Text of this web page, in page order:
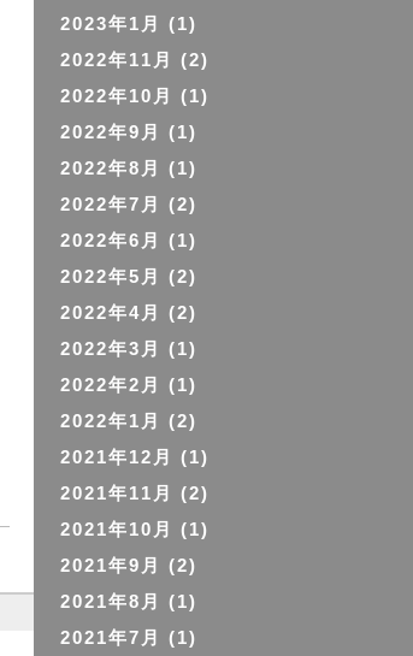
2023年1月
(1)
2022年11月
(2)
2022年10月
(1)
2022年9月
(1)
2022年8月
(1)
2022年7月
(2)
2022年6月
(1)
2022年5月
(2)
2022年4月
(2)
2022年3月
(1)
2022年2月
(1)
2022年1月
(2)
2021年12月
(1)
2021年11月
(2)
2021年10月
(1)
2021年9月
(2)
2021年8月
(1)
2021年7月
(1)